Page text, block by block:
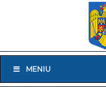
Navigation
MENIU